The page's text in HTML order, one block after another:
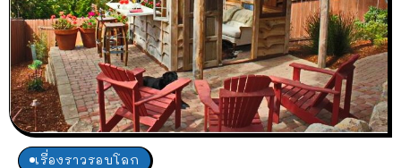
เรื่องราวรอบโลก